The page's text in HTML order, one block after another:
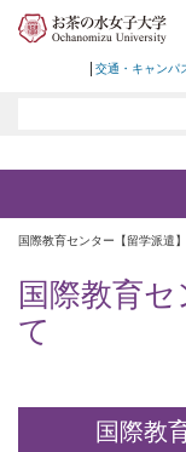
交通・キャンパ
国際教育センター【留学派遣】
国際教育
て
国際教